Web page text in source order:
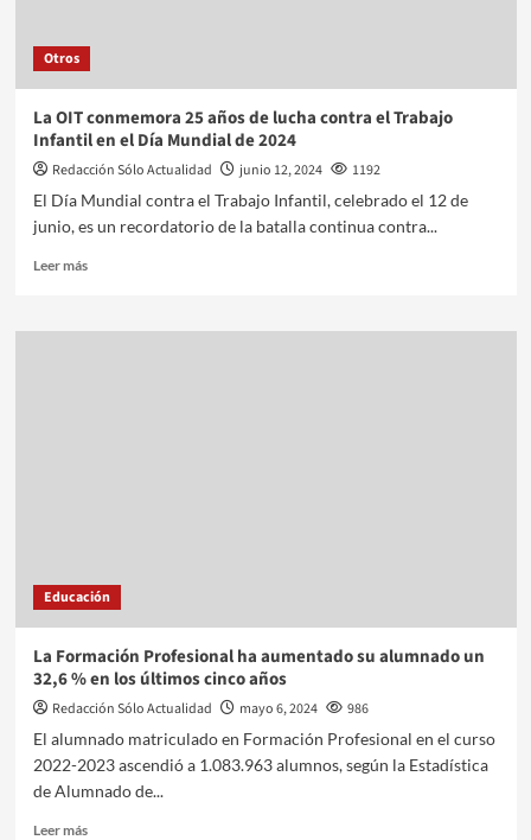
Otros
La OIT conmemora 25 años de lucha contra el Trabajo
Infantil en el Día Mundial de 2024
Redacción Sólo Actualidad junio 12, 2024
1192
El Día Mundial contra el Trabajo Infantil, celebrado el 12 de
junio, es un recordatorio de la batalla continua contra...
Leer más
Educación
La Formación Profesional ha aumentado su alumnado un
32,6 % en los últimos cinco años
Redacción Sólo Actualidad mayo 6, 2024
986
El alumnado matriculado en Formación Profesional en el curso
2022-2023 ascendió a 1.083.963 alumnos, según la Estadística
de Alumnado de...
Leer más